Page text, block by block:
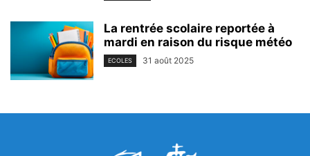
La rentrée scolaire reportée à
mardi en raison du risque météo
ECOLES 31 août 2025